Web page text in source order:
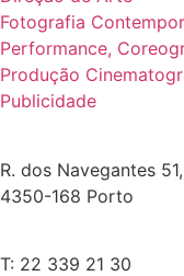
Fotografia
Performance,
Produção
Publicidade
R. dos Navegantes 51,
4350-168 Porto
T: 22 339 21 30